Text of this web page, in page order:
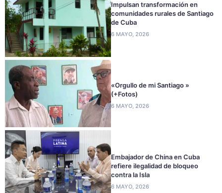
Impulsan transformación en
comunidades rurales de Santiago
de Cuba
6 MAYO, 2026
«Orgullo de mi Santiago »
(+Fotos)
6 MAYO, 2026
Embajador de China en Cuba
refiere ilegalidad de bloqueo
contra la Isla
6 MAYO, 2026